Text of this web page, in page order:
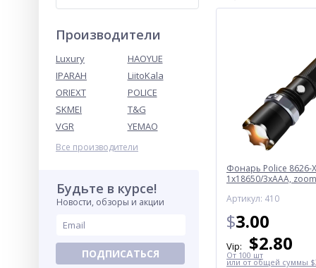
Производители
Luxury
HAOYUE
IPARAH
LiitoKala
ORIEXT
POLICE
SKMEI
T&G
VGR
YEMAO
Все производители
Будьте в курсе!
Новости, обзоры и акции
ПОДПИСАТЬСЯ
Фонарь Police 8626-
1х18650/3xAAA,
Артикул: 410
$3.00
Vip: $2.80
От 100 шт
или от общей суммы